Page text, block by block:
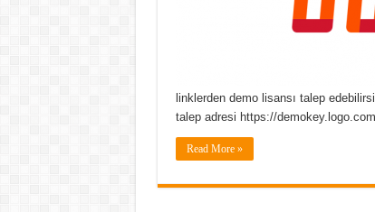
linklerden demo lisansı talep
talep adresi https://
Read More »